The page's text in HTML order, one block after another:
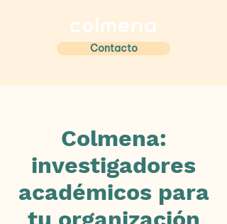
Contacto
Colmena:
investigadores
académicos para